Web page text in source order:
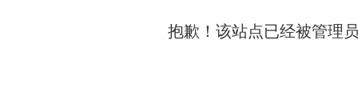
抱歉！该站点已经被管理